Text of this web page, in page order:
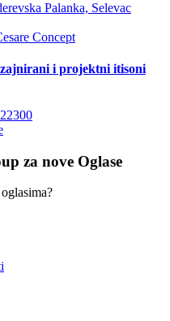
Palanka, Selevac
i projektni itisoni
za nove Oglase